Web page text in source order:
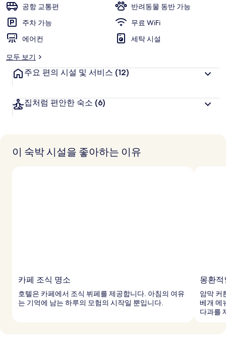
공항 교통편
반려동물 동반 가능
주차 가능
무료 WiFi
에어컨
세탁 시설
모두 보기
주요 편의 시설 및 서비스 (12)
집처럼 편안한 숙소 (6)
이 숙박 시설을 좋아하는 이유
카페 조식 명소
호텔은 카페에서 조식 뷔페를 제공합니다. 아침의 여유
는 기억에 남는 하루의 모험의 시작일 뿐입니다.
몽환
암막 커
베개 메
다과를